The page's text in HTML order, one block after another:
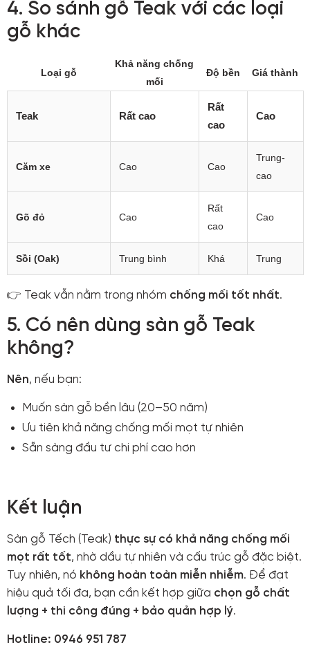
4. So sánh gỗ Teak với các loại
gỗ khác
Loại gỗ
Khả năng chống
mối
Độ bền Giá thành
Teak Rất cao
Rất
cao
Cao
Căm xe Cao Cao
Trung-
cao
Gõ đỏ Cao
Rất
cao
Cao
Sồi (Oak) Trung bình Khá Trung
👉 Teak vẫn nằm trong nhóm chống mối tốt nhất.
5. Có nên dùng sàn gỗ Teak
không?
Nên, nếu bạn:
Muốn sàn gỗ bền lâu (20–50 năm)
Ưu tiên khả năng chống mối mọt tự nhiên
Sẵn sàng đầu tư chi phí cao hơn
Kết luận
Sàn gỗ Tếch (Teak) thực sự có khả năng chống mối
mọt rất tốt, nhờ dầu tự nhiên và cấu trúc gỗ đặc biệt.
Tuy nhiên, nó không hoàn toàn miễn nhiễm. Để đạt
hiệu quả tối đa, bạn cần kết hợp giữa chọn gỗ chất
lượng + thi công đúng + bảo quản hợp lý.
Hotline: 0946 951 787